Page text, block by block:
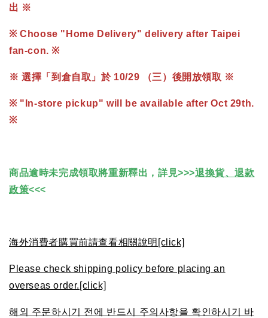
出 ※
※ Choose "Home Delivery" delivery after Taipei
fan-con. ※
※ 選擇「到倉自取」於 10/29 （三）後開放領取 ※
※ "In-store pickup" will be available after Oct 29th.
※
商品逾時未完成領取將重新釋出，詳見>>>退換貨、退款
政策<<<
海外消費者購買前請查看相關說明[click]
Please check shipping policy before placing an
overseas order.[click]
해외 주문하시기 전에 반드시 주의사항을 확인하시기 바